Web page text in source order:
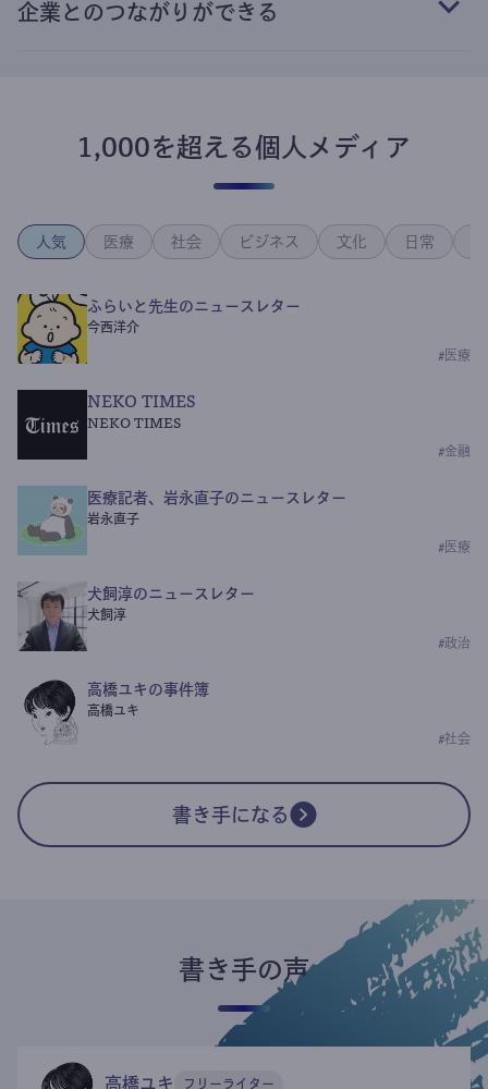
企業とのつながりができる
1,000を超える個人メディア
人気 医療 社会 ビジネス 文化 日常
ふらいと先生のニュースレター
今西洋介
# 医療
NEKO TIMES
NEKO TIMES
#金融
医療記者、岩永直子のニュースレター
岩永直子
# 医療
犬飼淳のニュースレター
犬飼淳
#政治
高橋ユキの事件簿
高橋ユキ
#社会
書き手になる
書き手の声
高橋ユキ フリーライター